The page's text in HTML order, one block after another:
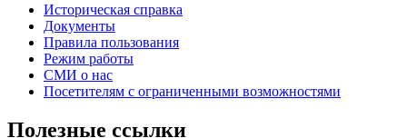
Историческая справка
Документы
Правила пользования
Режим работы
СМИ о нас
Посетителям с ограниченными возможностями
Полезные ссылки